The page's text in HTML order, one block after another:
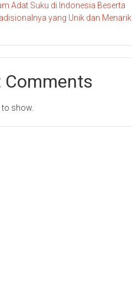
Adat Suku di Indonesia Beserta
yang Unik dan Menarik
Comments
show.